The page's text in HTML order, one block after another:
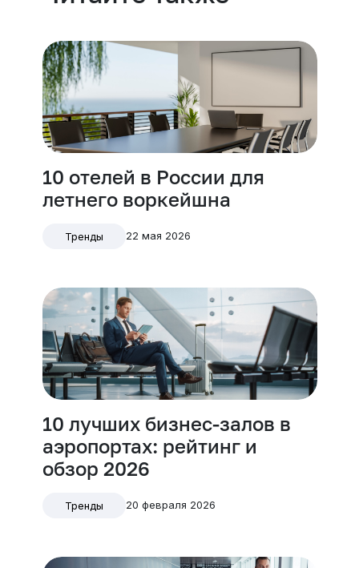
10 отелей в России для
летнего воркейшна
Тренды 22 мая 2026
10 лучших бизнес-залов в
аэропортах: рейтинг и
обзор 2026
Тренды 20 февраля 2026